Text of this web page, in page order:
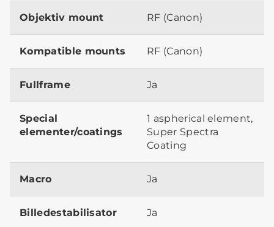
Objektiv mount RF (Canon)
Kompatible mounts RF (Canon)
Fullframe Ja
Special
elementer/coatings
1 aspherical element,
Super Spectra
Coating
Macro Ja
Billedestabilisator Ja